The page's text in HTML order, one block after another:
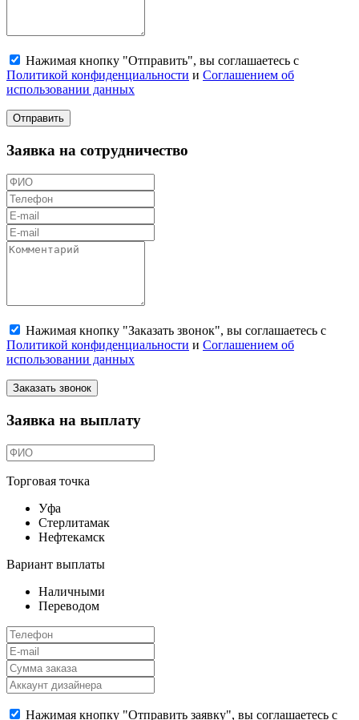
Нажимая кнопку "Отправить", вы соглашаетесь с
Политикой конфиденциальности и Соглашением об
использовании данных
Отправить
Заявка на сотрудничество
Нажимая кнопку "Заказать звонок", вы соглашаетесь с
Политикой конфиденциальности и Соглашением об
использовании данных
Заказать звонок
Заявка на выплату
Торговая точка
Уфа
Стерлитамак
Нефтекамск
Вариант выплаты
Наличными
Переводом
Нажимая кнопку "Отправить заявку", вы соглашаетесь с